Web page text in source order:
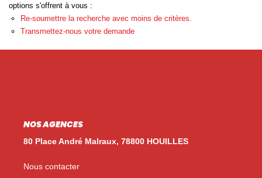
Toutes Les Agences
Nous Rejoindre
EN ES
options s'offrent à vous :
Re-soumettre la recherche avec moins de critères.
Transmettez-nous votre demande
NOS AGENCES
80 Place André Malraux, 78800 HOUILLES
Nous contacter